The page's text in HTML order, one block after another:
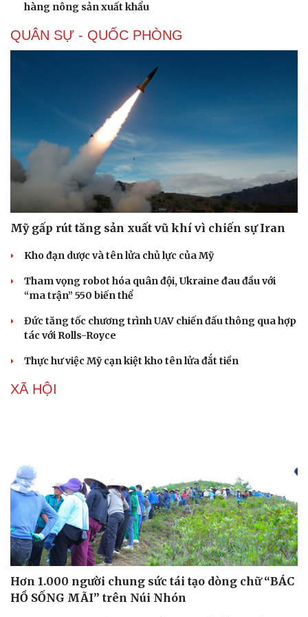
Cây thuốc
Ăn sạch sống khỏe
Đời sống
hàng nông sản xuất khẩu
QUÂN SỰ - QUỐC PHÒNG
Mỹ gấp rút tăng sản xuất vũ khí vì chiến sự Iran
Kho đạn dược và tên lửa chủ lực của Mỹ
Tham vọng robot hóa quân đội, Ukraine đau đầu với
“ma trận” 550 biến thể
Đức tăng tốc chương trình UAV chiến đấu thông qua hợp
tác với Rolls-Royce
Thực hư việc Mỹ cạn kiệt kho tên lửa đắt tiền
XÃ HỘI
Hơn 1.000 người chung sức tái tạo dòng chữ “BÁC
HỒ SỐNG MÃI” trên Núi Nhón